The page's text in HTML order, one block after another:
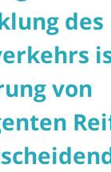
des
von